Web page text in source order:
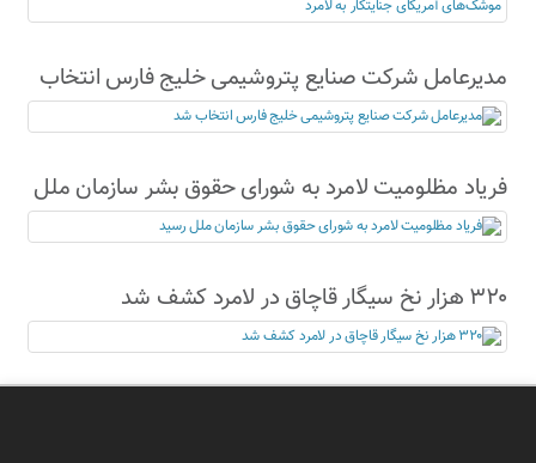
جنایتکار به لامرد
مدیرعامل شرکت صنایع پتروشیمی خلیج فارس انتخاب
شد
فریاد مظلومیت لامرد به شورای حقوق بشر سازمان ملل
رسید
۳۲۰ هزار نخ سیگار قاچاق در لامرد کشف شد